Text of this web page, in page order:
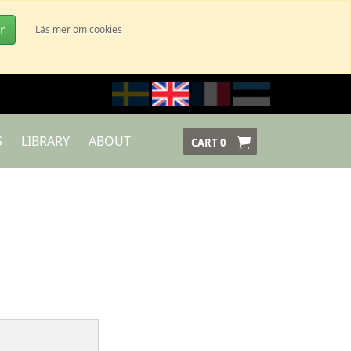
Läs mer om cookies
LIBRARY ABOUT CART0